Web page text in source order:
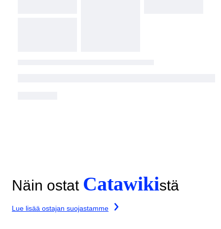
Näin ostat Catawikistä
Lue lisää ostajan suojastamme